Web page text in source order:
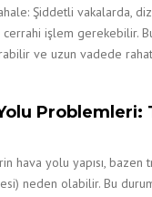
Şiddetli vakalarda, diz
işlem gerekebilir.
ve uzun vadede
Problemleri:
hava yolu yapısı, bazen
neden olabilir. Bu